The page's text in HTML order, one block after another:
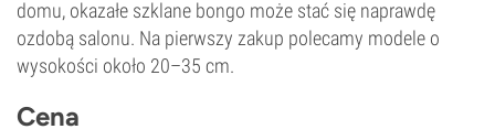
domu, okazałe szklane bongo może stać się naprawdę
ozdobą salonu. Na pierwszy zakup polecamy modele o
wysokości około 20–35 cm.
Cena